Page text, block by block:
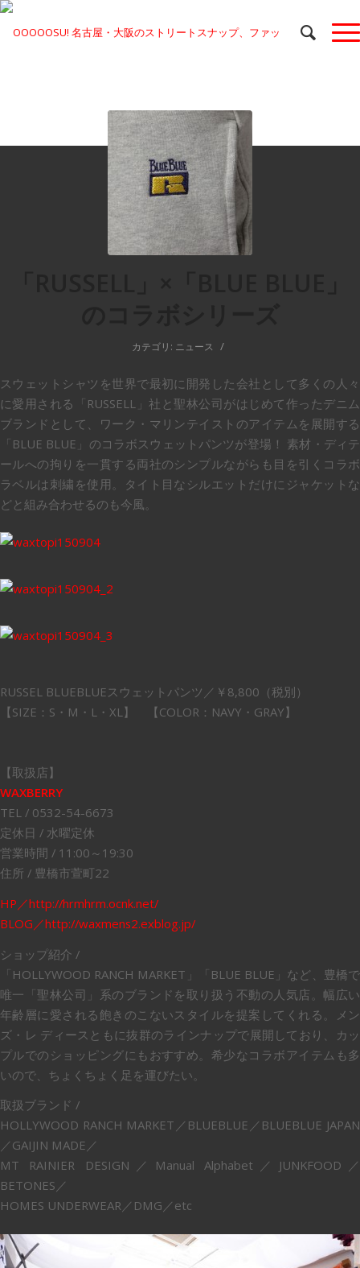
カテゴリ: ニュース /
スウェットシャツを世界で最初に開発した会社として多くの人々
に愛用される「RUSSELL」社と聖林公司がはじめて作ったデニム
ブランドとして、ワーク・マリンテイストのアイテムを展開する
「BLUE BLUE」のコラボスウェットパンツが登場！ 素材・ディテ
ールへの拘りを一貫する両社のシンプルながらも目を引くコラボ
ラベルは刺繍を使用。タイト目なシルエットだけにジャケットな
どと組み合わせるのも今風。
RUSSEL BLUEBLUEスウェットパンツ／￥8,800（税別）
【SIZE：S・M・L・XL】 【COLOR：NAVY・GRAY】
【取扱店】
WAXBERRY
TEL / 0532-54-6673
定休日 / 水曜定休
営業時間 / 11:00～19:30
住所 / 豊橋市萱町22
HP／http://hrmhrm.ocnk.net/
BLOG／http://waxmens2.exblog.jp/
ショップ紹介 /
「HOLLYWOOD RANCH MARKET」「BLUE BLUE」など、豊橋で
唯一「聖林公司」系のブランドを取り扱う不動の人気店。幅広い
年齢層に愛される飽きのこないスタイルを提案してくれる。メン
ズ・レ ディースともに抜群のラインナップで展開しており、カッ
プルでのショッピングにもおすすめ。希少なコラボアイテムも多
いので、ちょくちょく足を運びたい。
取扱ブランド /
HOLLYWOOD RANCH MARKET／BLUEBLUE／BLUEBLUE JAPAN
／GAIJIN MADE／
MT RAINIER DESIGN／Manual Alphabet／JUNKFOOD／
BETONES／
HOMES UNDERWEAR／DMG／etc